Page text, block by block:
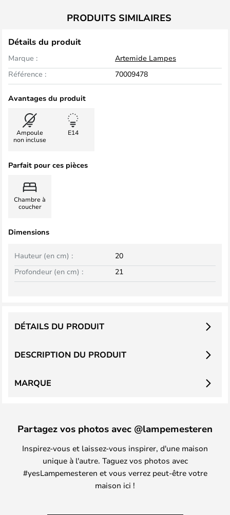
PRODUITS SIMILAIRES
Détails du produit
Marque :
Artemide Lampes
Référence :
70009478
Avantages du produit
Ampoule
non incluse
E14
Parfait pour ces pièces
Chambre à
coucher
Dimensions
Hauteur (en cm) :
20
Profondeur (en cm) :
21
DESCRIPTION DU PRODUIT
DÉTAILS DU PRODUIT
MARQUE
Partagez vos photos avec @lampemesteren
Inspirez-vous et laissez-vous inspirer, d'une maison
unique à l'autre. Taguez vos photos avec
#yesLampemesteren et vous verrez peut-être votre
maison ici !